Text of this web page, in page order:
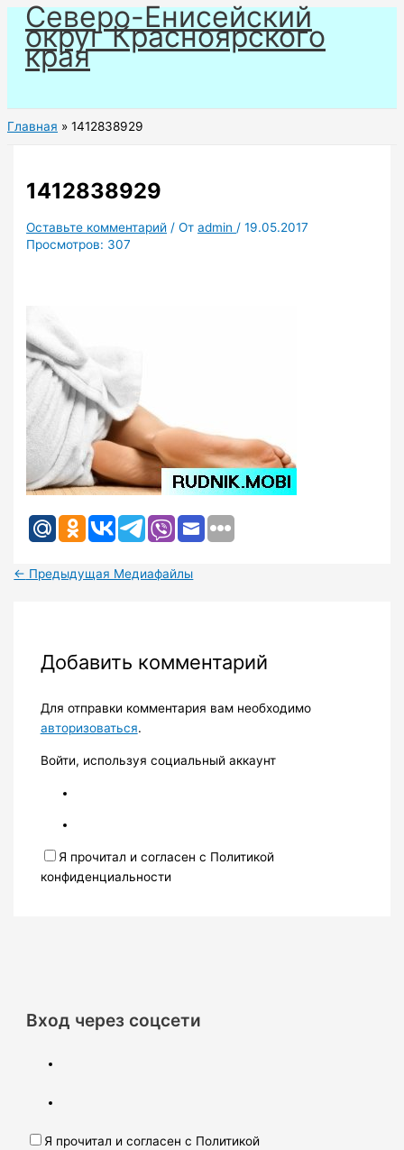
Перейти
содержимому
Северо-Енисейский
округ Красноярского
края
Главная 1412838929
1412838929
Оставьте комментарий / Отadmin /19.05.2017
Просмотров: 307
← Предыдущая Медиафайлы
Добавить комментарий
Для отправки комментария вам необходимо
авторизоваться.
Войти, используя социальный аккаунт
Я прочитал и согласен с Политикой
конфиденциальности
Вход через соцсети
Я прочитал и согласен с Политикой